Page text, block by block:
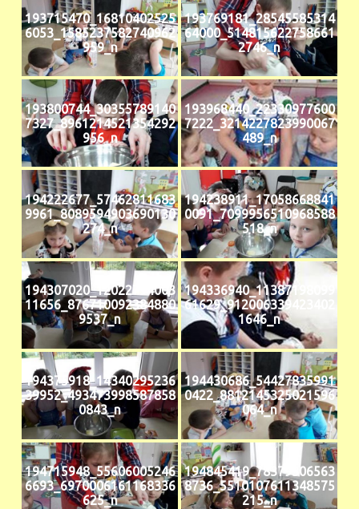
193715470_16810402525
6053_1585237582740962
959_n
193769181_28545585314
64000_514815622758661
2746_n
193800744_30355789140
7327_8961214521354292
956_n
193968440_22330977600
7222_3214227823990067
489_n
194222677_57462811683
9961_8089594903690130
274_n
194238911_17058668841
0091_7099956510968588
518_n
194307020_12022794003
11656_876710092384880
9537_n
194336940_11387198099
61629_912006339423402
1646_n
194375918_14340295236
39952_493473998587858
0843_n
194430686_54427835991
0422_8812145325021596
064_n
194715948_55606005246
6693_6970006161168336
625_n
194845419_78379306563
8736_5510107611348575
215_n